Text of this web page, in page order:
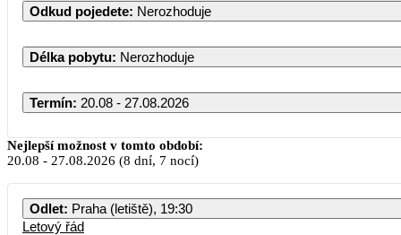
Odkud pojedete: Nerozhoduje
Délka pobytu: Nerozhoduje
Termín: 20.08 - 27.08.2026
Nejlepší možnost v tomto období:
20.08 - 27.08.2026 (8 dní, 7 nocí)
Odlet: Praha (letiště), 19:30
Letový řád